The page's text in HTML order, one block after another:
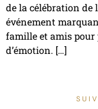
de la célébration de
événement
famille et amis pour
d’émotion. […]